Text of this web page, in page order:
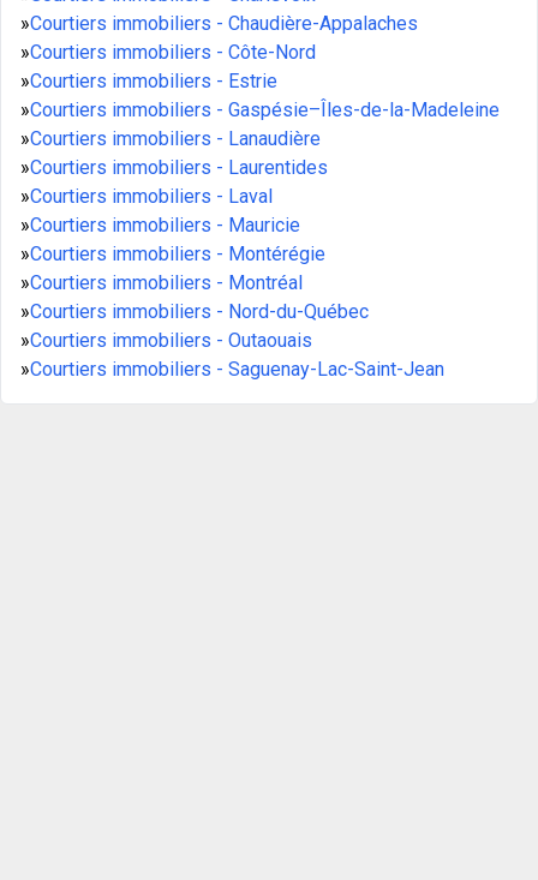
»Courtiers immobiliers - Chaudière-Appalaches
»Courtiers immobiliers - Côte-Nord
»Courtiers immobiliers - Estrie
»Courtiers immobiliers - Gaspésie–Îles-de-la-Madeleine
»Courtiers immobiliers - Lanaudière
»Courtiers immobiliers - Laurentides
»Courtiers immobiliers - Laval
»Courtiers immobiliers - Mauricie
»Courtiers immobiliers - Montérégie
»Courtiers immobiliers - Montréal
»Courtiers immobiliers - Nord-du-Québec
»Courtiers immobiliers - Outaouais
»Courtiers immobiliers - Saguenay-Lac-Saint-Jean